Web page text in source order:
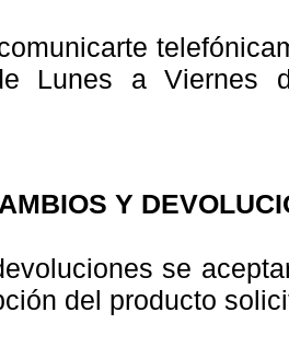
Lunes a Viernes
Y
se
del producto